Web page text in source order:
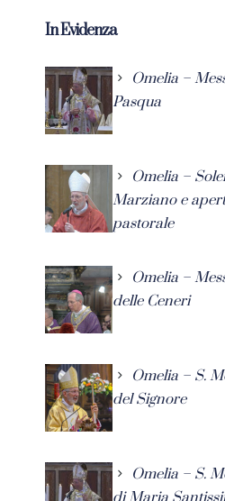
In Evidenza
Omelia –
Pasqua
Omelia –
Marziano e
pastorale
Omelia –
delle Ceneri
Omelia – S.
del Signore
Omelia – S.
di Maria